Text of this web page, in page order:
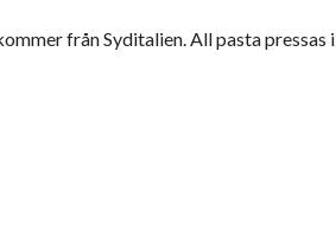
från Syditalien. All pasta pressas i